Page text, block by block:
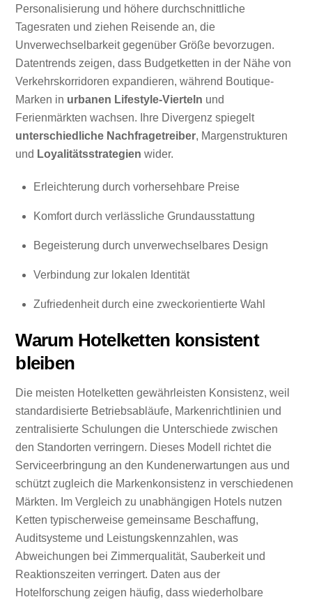
Personalisierung und höhere durchschnittliche
Tagesraten und ziehen Reisende an, die
Unverwechselbarkeit gegenüber Größe bevorzugen.
Datentrends zeigen, dass Budgetketten in der Nähe von
Verkehrskorridoren expandieren, während Boutique-
Marken in urbanen Lifestyle-Vierteln und
Ferienmärkten wachsen. Ihre Divergenz spiegelt
unterschiedliche Nachfragetreiber, Margenstrukturen
und Loyalitätsstrategien wider.
Erleichterung durch vorhersehbare Preise
Komfort durch verlässliche Grundausstattung
Begeisterung durch unverwechselbares Design
Verbindung zur lokalen Identität
Zufriedenheit durch eine zweckorientierte Wahl
Warum Hotelketten konsistent
bleiben
Die meisten Hotelketten gewährleisten Konsistenz, weil
standardisierte Betriebsabläufe, Markenrichtlinien und
zentralisierte Schulungen die Unterschiede zwischen
den Standorten verringern. Dieses Modell richtet die
Serviceerbringung an den Kundenerwartungen aus und
schützt zugleich die Markenkonsistenz in verschiedenen
Märkten. Im Vergleich zu unabhängigen Hotels nutzen
Ketten typischerweise gemeinsame Beschaffung,
Auditsysteme und Leistungskennzahlen, was
Abweichungen bei Zimmerqualität, Sauberkeit und
Reaktionszeiten verringert. Daten aus der
Hotelforschung zeigen häufig, dass wiederholbare